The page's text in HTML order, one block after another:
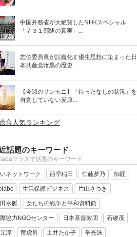
中国外務省が大絶賛したNHKスペシャル
「７３１部隊の真実」...
志位委員長が誤魔化す優生思想に染まった日
本共産党暗黒の歴史...
【今週のサンモニ】「待ったなしの状況」を
自覚していない反原...
合人気ランキング
話題のキーワード
プラスで話題のキーワード
ネットワーク 西早稲田 仁藤夢乃 師匠
生活保護ビジネス 片山さつき
水脈 女たちの戦争と平和資料館
協力NGOセンター 日本基督教団 石破茂
淳 黄虎男 土井たか子 辛光洙